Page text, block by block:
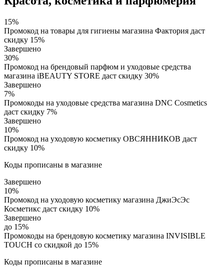
15%
Промокод на товары для гигиены магазина Фактория даст
скидку 15%
Завершено
30%
Промокод на брендовый парфюм и уходовые средства
магазина iBEAUTY STORE даст скидку 30%
Завершено
7%
Промокоды на уходовые средства магазина DNC Cosmetics
даст скидку 7%
Завершено
10%
Промокод на уходовую косметику ОВСЯННИКОВ даст
скидку 10%
Коды прописаны в магазине
Завершено
10%
Промокод на уходовую косметику магазина ДжиЭсЭс
Косметикс даст скидку 10%
Завершено
до 15%
Промокоды на брендовую косметику магазина INVISIBLE
TOUCH со скидкой до 15%
Коды прописаны в магазине